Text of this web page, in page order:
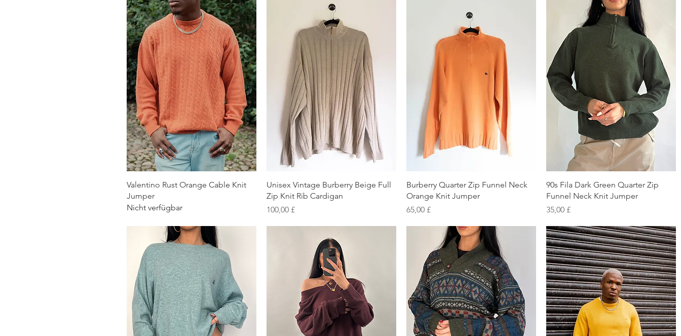
Schnellansicht
Valentino Rust Orange Cable Knit
Jumper
Nicht verfügbar
Schnellansicht
Unisex Vintage Burberry Beige Full
Zip Knit Rib Cardigan
Preis
100,00 £
Schnellansicht
Burberry Quarter Zip Funnel Neck
Orange Knit Jumper
Preis
65,00 £
Schnellansicht
90s Fila Dark Green Quarter Zip
Funnel Neck Knit Jumper
Preis
35,00 £